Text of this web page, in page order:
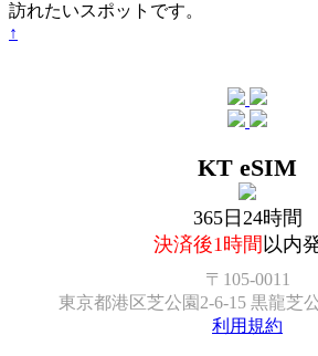
訪れたいスポットです。
↑
KT eSIM
365日24時間
決済後1時間以内
〒105-0011
東京都港区芝公園2-6-15 黒龍芝
利用規約